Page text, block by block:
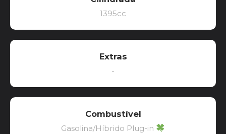
1395cc
Extras
-
Combustível
Gasolina/Híbrido Plug-in